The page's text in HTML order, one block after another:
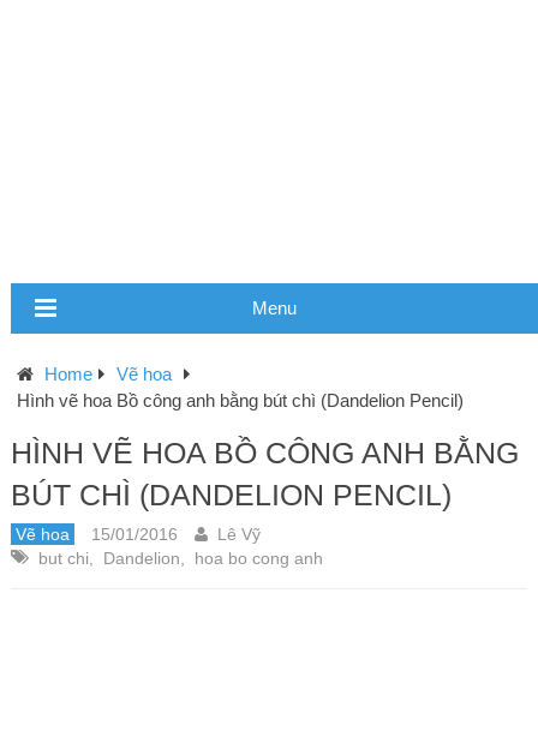
Menu
Home
Vẽ hoa
Hình vẽ hoa Bồ công anh bằng bút chì (Dandelion Pencil)
HÌNH VẼ HOA BỒ CÔNG ANH BẰNG
BÚT CHÌ (DANDELION PENCIL)
Vẽ hoa 15/01/2016
Lê Vỹ
but chi
Dandelion hoa bo cong anh